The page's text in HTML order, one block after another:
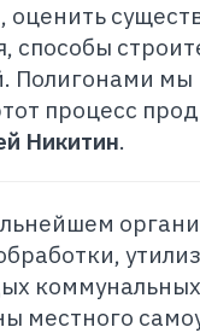
оценить
способы
Полигонами мы
процесс
Никитин.
местного